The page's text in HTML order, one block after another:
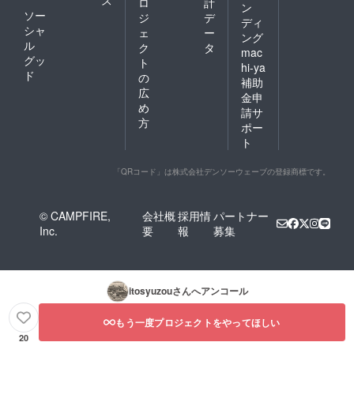
ソー
シャ
ル
グッ
ド
ジ
ェ
ク
ト
の
広
め
方
デ
ー
タ
ン
ディ
ング
mac
hi-ya
補助
金申
請サ
ポー
ト
「QRコード」は株式会社デンソーウェーブの登録商標です。
© CAMPFIRE,
Inc.
会社概
要
採用情
報
パートナー
募集
itosyuzouさんへアンコール
20
もう一度プロジェクトをやってほしい